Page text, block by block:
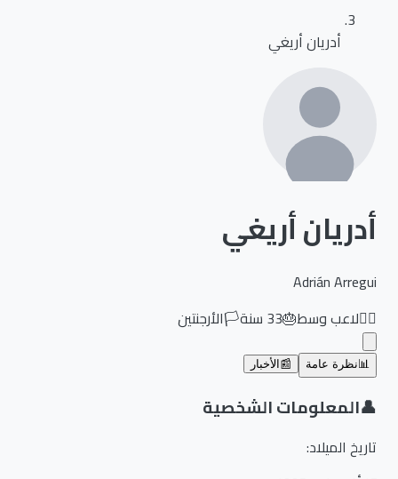
أدريان أريغي
أدريان أريغي
Adrián Arregui
لاعب وسط🎂
33سنة🏳️الأرجنتين
نظرة عامة 📰 الأخبار
المعلومات الشخصية
تاريخ الميلاد: